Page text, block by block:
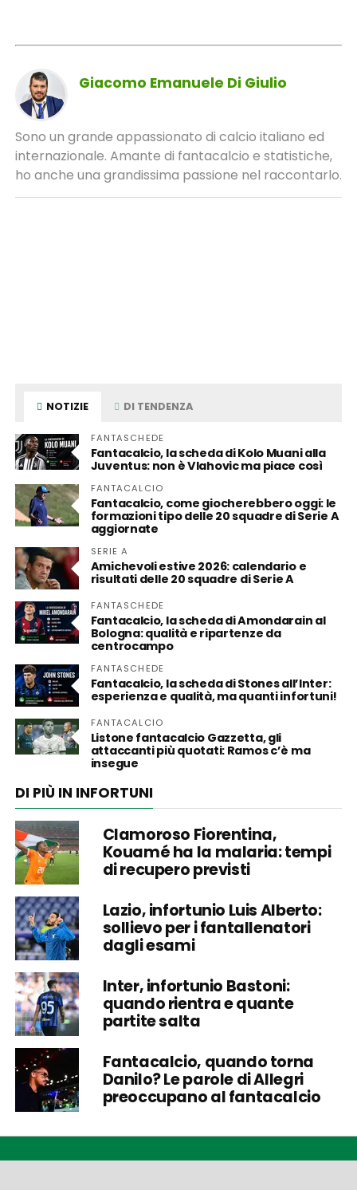
Giacomo Emanuele Di Giulio
Sono un grande appassionato di calcio italiano ed
internazionale. Amante di fantacalcio e statistiche,
ho anche una grandissima passione nel raccontarlo.
NOTIZIE DI TENDENZA
FANTASCHEDE
Fantacalcio, la scheda di Kolo Muani alla
Juventus: non è Vlahovic ma piace così
FANTACALCIO
Fantacalcio, come giocherebbero oggi: le
formazioni tipo delle 20 squadre di Serie A
aggiornate
SERIE A
Amichevoli estive 2026: calendario e
risultati delle 20 squadre di Serie A
FANTASCHEDE
Fantacalcio, la scheda di Amondarain al
Bologna: qualità e ripartenze da
centrocampo
FANTASCHEDE
Fantacalcio, la scheda di Stones all’Inter:
esperienza e qualità, ma quanti infortuni!
FANTACALCIO
Listone fantacalcio Gazzetta, gli
attaccanti più quotati: Ramos c’è ma
insegue
DI PIÙ IN INFORTUNI
Clamoroso Fiorentina,
Kouamé ha la malaria: tempi
di recupero previsti
Lazio, infortunio Luis Alberto:
sollievo per i fantallenatori
dagli esami
Inter, infortunio Bastoni:
quando rientra e quante
partite salta
Fantacalcio, quando torna
Danilo? Le parole di Allegri
preoccupano al fantacalcio